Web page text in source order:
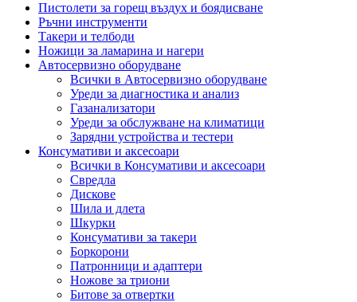
Пистолети за горещ въздух и боядисване
Ръчни инструменти
Такери и телбоди
Ножици за ламарина и нагери
Автосервизно оборудване
Всички в Автосервизно оборудване
Уреди за диагностика и анализ
Газанализатори
Уреди за обслужване на климатици
Зарядни устройства и тестери
Консумативи и аксесоари
Всички в Консумативи и аксесоари
Свредла
Дискове
Шила и длета
Шкурки
Консумативи за такери
Боркорони
Патронници и адаптери
Ножове за триони
Битове за отвертки